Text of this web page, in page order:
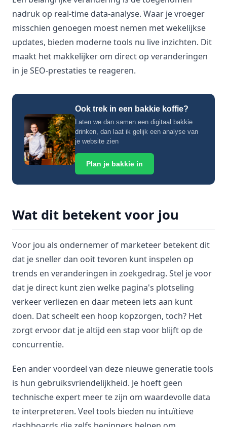
nadruk op real-time data-analyse. Waar je vroeger
misschien genoegen moest nemen met wekelijkse
updates, bieden moderne tools nu live inzichten. Dit
maakt het makkelijker om direct op veranderingen
in je SEO-prestaties te reageren.
Ook trek in een bakkie koffie?
Laten we dan samen een digitaal bakkie
drinken, dan laat ik gelijk een analyse van
je website zien
Plan je bakkie in
Wat dit betekent voor jou
Voor jou als ondernemer of marketeer betekent dit
dat je sneller dan ooit tevoren kunt inspelen op
trends en veranderingen in zoekgedrag. Stel je voor
dat je direct kunt zien welke pagina's plotseling
verkeer verliezen en daar meteen iets aan kunt
doen. Dat scheelt een hoop kopzorgen, toch? Het
zorgt ervoor dat je altijd een stap voor blijft op de
concurrentie.
Een ander voordeel van deze nieuwe generatie tools
is hun gebruiksvriendelijkheid. Je hoeft geen
technische expert meer te zijn om waardevolle data
te interpreteren. Veel tools bieden nu intuïtieve